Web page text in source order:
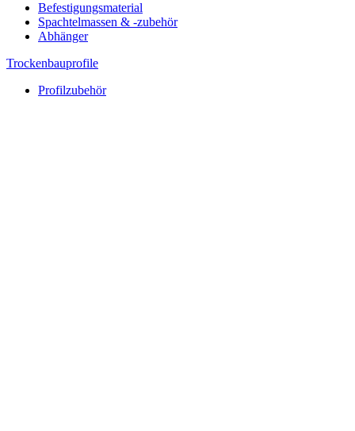
Befestigungsmaterial
Spachtelmassen & -zubehör
Abhänger
Trockenbauprofile
Profilzubehör